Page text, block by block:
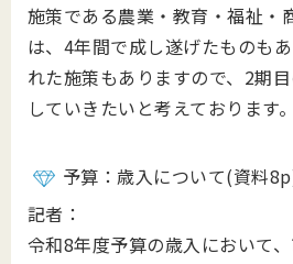
施策である農業・教育・福祉・
は、4年間で成し遂げたものも
れた施策もありますので、2期
していきたいと考えております。
予算：歳入について(資料
記者：
令和8年度予算の歳入において